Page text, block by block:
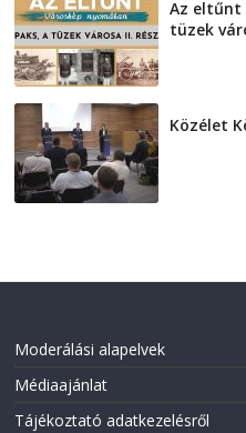
Az eltűnt
tüzek
Közélet
Moderálási alapelvek
Médiaajánlat
Tájékoztató adatkezelésről